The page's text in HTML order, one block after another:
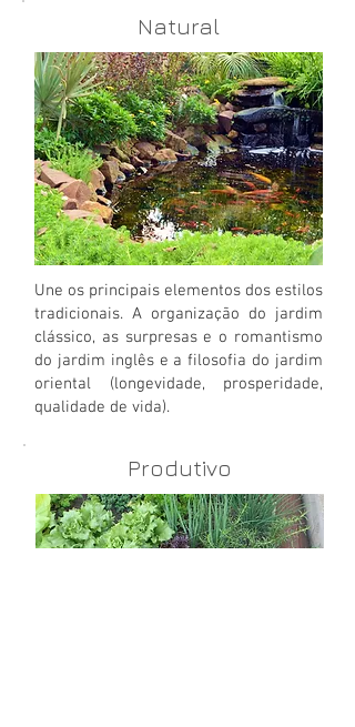
Produtivo
Natural
Une os principais elementos dos estilos
tradicionais. A organização do jardim
clássico, as surpresas e o romantismo
do jardim inglês e a filosofia do jardim
oriental (longevidade, prosperidade,
qualidade de vida).